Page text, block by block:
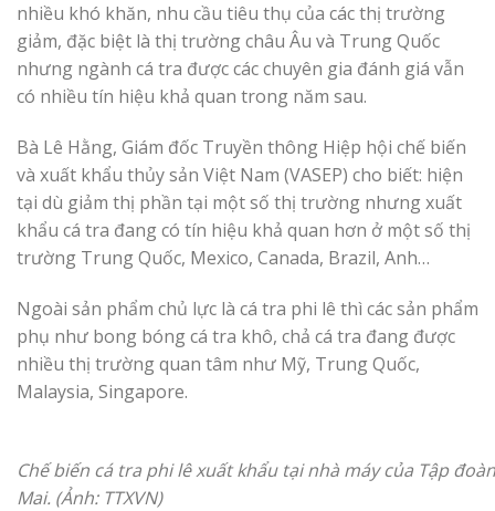
nhiều khó khăn, nhu cầu tiêu thụ của các thị trường
giảm, đặc biệt là thị trường châu Âu và Trung Quốc
nhưng ngành cá tra được các chuyên gia đánh giá vẫn
có nhiều tín hiệu khả quan trong năm sau.
Bà Lê Hằng, Giám đốc Truyền thông Hiệp hội chế biến
và xuất khẩu thủy sản Việt Nam (VASEP) cho biết: hiện
tại dù giảm thị phần tại một số thị trường nhưng xuất
khẩu cá tra đang có tín hiệu khả quan hơn ở một số thị
trường Trung Quốc, Mexico, Canada, Brazil, Anh…
Ngoài sản phẩm chủ lực là cá tra phi lê thì các sản phẩm
phụ như bong bóng cá tra khô, chả cá tra đang được
nhiều thị trường quan tâm như Mỹ, Trung Quốc,
Malaysia, Singapore.
Chế biến cá tra phi lê xuất khẩu tại nhà máy của Tập
Mai. (Ảnh: TTXVN)